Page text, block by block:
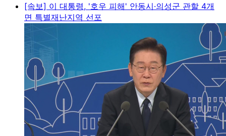
[속보] 이 대통령, '호우 피해' 안동시·의성군 관할 4개
면 특별재난지역 선포